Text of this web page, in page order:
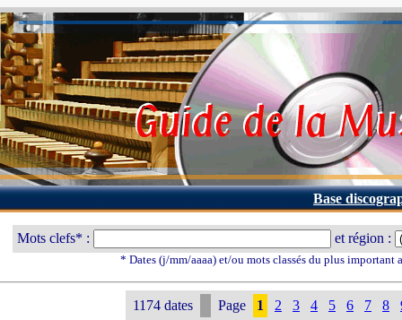
Base
Mots clefs* : et région :
* Dates (j/mm/aaaa) et/ou mots classés du plus important
1174 dates Page 1 2 3 4 5 6 7 8